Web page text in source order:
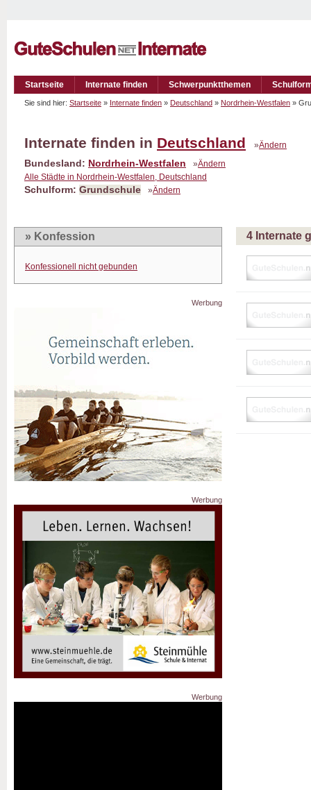
Startseite Internate finden Schwerpunktthemen
Sie sind hier: Startseite » Internate finden » Deutschland » Nordrhein-Westfalen »
Internate finden in Deutschland »Ändern
Bundesland: Nordrhein-Westfalen »Ändern
Alle Städte in Nordrhein-Westfalen, Deutschland
Schulform: Grundschule »Ändern
» Konfession
Konfessionell nicht gebunden
Werbung
Werbung
Werbung
4 Internate